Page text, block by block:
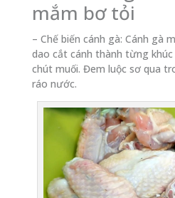
mắm bơ tỏi
– Chế biến cánh gà: Cánh gà
dao cắt cánh thành từng
chút muối. Đem luộc sơ qua
ráo nước.